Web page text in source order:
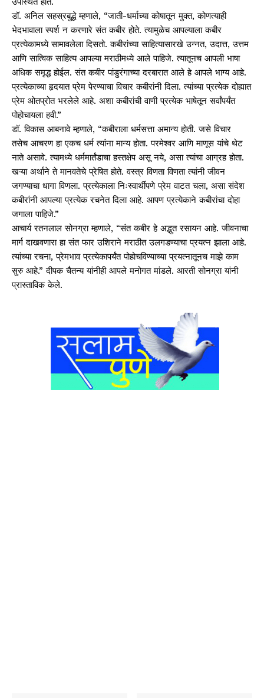
डॉ. अनिल सहस्रबुद्धे म्हणाले, “जाती-धर्माच्या कोषातून मुक्त, कोणत्याही
भेदभावाला स्पर्श न करणारे संत कबीर होते. त्यामुळेच आपल्याला कबीर
प्रत्येकामध्ये सामावलेला दिसतो. कबीरांच्या साहित्यासारखे उन्नत, उदात्त, उत्तम
आणि सात्विक साहित्य आपल्या मराठीमध्ये आले पाहिजे. त्यातूनच आपली भाषा
अधिक समृद्ध होईल. संत कबीर पांडुरंगाच्या दरबारात आले हे आपले भाग्य आहे.
प्रत्येकाच्या हृदयात प्रेम पेरण्याचा विचार कबीरांनी दिला. त्यांच्या प्रत्येक दोह्यात
प्रेम ओतप्रोत भरलेले आहे. अशा कबीरांची वाणी प्रत्येक भाषेतून सर्वांपर्यंत
पोहोचायला हवी.”
डॉ. विकास आबनावे म्हणाले, “कबीराला धर्मसत्ता अमान्य होती. जसे विचार
तसेच आचरण हा एकच धर्म त्यांना मान्य होता. परमेश्वर आणि माणूस यांचे थेट
नाते असावे. त्यामध्ये धर्ममार्तंडाचा हस्तक्षेप असू नये, असा त्यांचा आग्रह होता.
खऱ्या अर्थाने ते मानवतेचे प्रेषित होते. वस्त्र विणता विणता त्यांनी जीवन
जगण्याचा धागा विणला. प्रत्येकाला निःस्वार्थीपणे प्रेम वाटत चला, असा संदेश
कबीरांनी आपल्या प्रत्येक रचनेत दिला आहे. आपण प्रत्येकाने कबीरांचा दोहा
जगाला पाहिजे.”
आचार्य रतनलाल सोनग्रा म्हणाले, “संत कबीर हे अद्भुत रसायन आहे. जीवनाचा
मार्ग दाखवणारा हा संत फार उशिराने मराठीत उलगडण्याचा प्रयत्न झाला आहे.
त्यांच्या रचना, प्रेमभाव प्रत्येकापर्यंत पोहोचविण्याच्या प्रयत्नातूनच माझे काम
सुरु आहे.” दीपक चैतन्य यांनीही आपले मनोगत मांडले. आरती सोनग्रा यांनी
प्रास्ताविक केले.